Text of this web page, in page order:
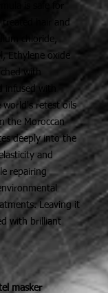
is safe for
treated hair and
chloride,
Ethylene oxide
with
infused with
retest oils
the Moroccan
deeply into the
and
repairing
Leaving it
with brilliant
masker